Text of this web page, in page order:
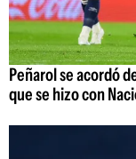
Peñarol se acordó
que se hizo con